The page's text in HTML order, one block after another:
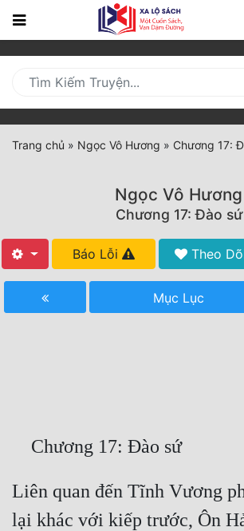
Trang
Mới
Cập
Nhật
(current)
Tất Cả
Truyện Convert
Trang chủ » Ngọc Vô Hương » Chương 17:
Ngọc Vô Hương
Chương 17: Đào sứ
Báo Lỗi Theo
Mục Lục
Liên quan đến Tĩnh Vương
lại khác với kiếp trước, Ôn